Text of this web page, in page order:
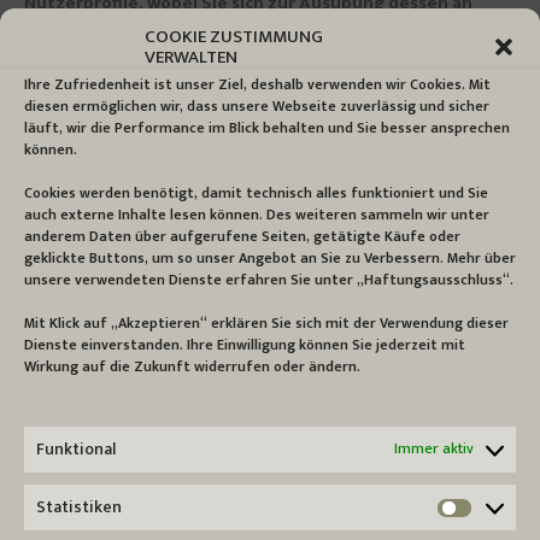
COOKIE ZUSTIMMUNG
VERWALTEN
Ihre Zufriedenheit ist unser Ziel, deshalb verwenden wir Cookies. Mit
diesen ermöglichen wir, dass unsere Webseite zuverlässig und sicher
läuft, wir die Performance im Blick behalten und Sie besser ansprechen
können.
Cookies werden benötigt, damit technisch alles funktioniert und Sie
auch externe Inhalte lesen können. Des weiteren sammeln wir unter
anderem Daten über aufgerufene Seiten, getätigte Käufe oder
geklickte Buttons, um so unser Angebot an Sie zu Verbessern. Mehr über
unsere verwendeten Dienste erfahren Sie unter „Haftungsausschluss“.
Mit Klick auf „Akzeptieren“ erklären Sie sich mit der Verwendung dieser
Dienste einverstanden. Ihre Einwilligung können Sie jederzeit mit
Wirkung auf die Zukunft widerrufen oder ändern.
Funktional Immer aktiv
Statistiken
Google richten müssen. Weitere Informationen zu Zweck
und Umfang der Datenerhebung und ihrer Verarbeitung
durch den Plug-in-Anbieter erhalten Sie in den
Datenschutzerklärungen des Anbieters. Dort erhalten Sie
auch weitere Informationen zu Ihren diesbezüglichen
Rechten und Einstellungsmöglichkeiten zum Schutze Ihrer
Privatsphäre: www.google.de/intl/de/policies/privacy.
in den USA und hat sich dem EU- US Privacy Shield
unterworfen, www.privacyshield.gov/EU-US-Framework.
10. LINKS
unseres Internet-Angebots, nicht jedoch auf Webseiten,
welche über externe Links aufgerufen werden können.
Wenn wir Links anbieten, bemühen wir uns
Einfluss auf die Einhaltung der Datenschutz- und
Sicherheitsbestimmungen durch andere Anbieter.
Informieren Sie sich deshalb bitte auf den Internetseiten
der anderen Anbieter auch über die dort
bereitgestellten Datenschutzerklärungen.